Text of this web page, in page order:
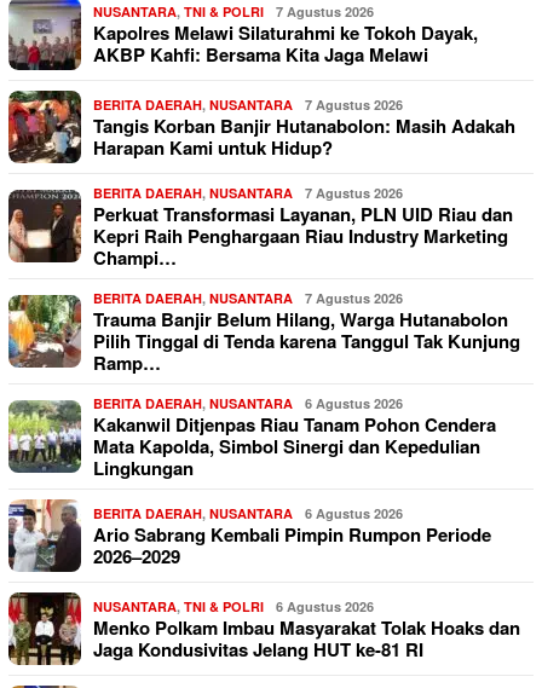
NUSANTARA, TNI & POLRI 7 Agustus 2026
Kapolres Melawi Silaturahmi ke Tokoh Dayak,
AKBP Kahfi: Bersama Kita Jaga Melawi
BERITA DAERAH, NUSANTARA 7 Agustus 2026
Tangis Korban Banjir Hutanabolon: Masih Adakah
Harapan Kami untuk Hidup?
BERITA DAERAH, NUSANTARA 7 Agustus 2026
Perkuat Transformasi Layanan, PLN UID Riau dan
Kepri Raih Penghargaan Riau Industry Marketing
Champi…
BERITA DAERAH, NUSANTARA 7 Agustus 2026
Trauma Banjir Belum Hilang, Warga Hutanabolon
Pilih Tinggal di Tenda karena Tanggul Tak Kunjung
Ramp…
BERITA DAERAH, NUSANTARA 6 Agustus 2026
Kakanwil Ditjenpas Riau Tanam Pohon Cendera
Mata Kapolda, Simbol Sinergi dan Kepedulian
Lingkungan
BERITA DAERAH, NUSANTARA 6 Agustus 2026
Ario Sabrang Kembali Pimpin Rumpon Periode
2026–2029
NUSANTARA, TNI & POLRI 6 Agustus 2026
Menko Polkam Imbau Masyarakat Tolak Hoaks dan
Jaga Kondusivitas Jelang HUT ke-81 RI